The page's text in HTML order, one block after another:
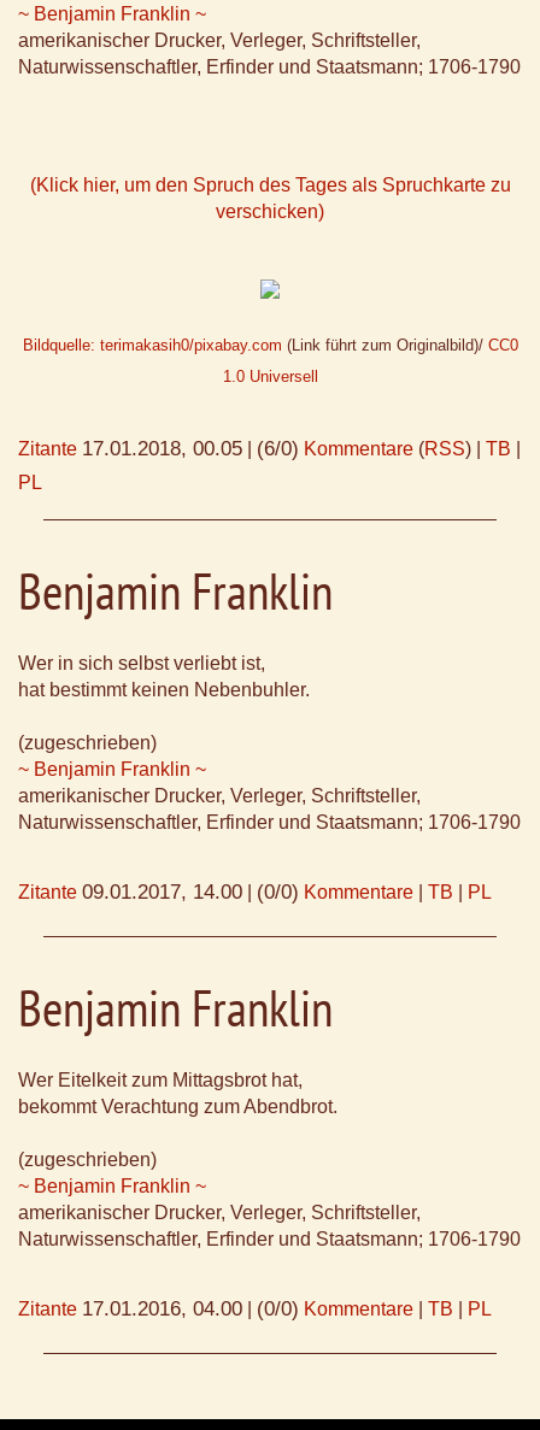
~ Benjamin Franklin ~
amerikanischer Drucker, Verleger, Schriftsteller,
Naturwissenschaftler, Erfinder und Staatsmann; 1706-1790
(Klick hier, um den Spruch des Tages als Spruchkarte zu
verschicken)
Bildquelle: terimakasih0/pixabay.com (Link führt zum Originalbild)/ CC0
1.0 Universell
Zitante 17.01.2018, 00.05 (6/0) Kommentare (RSS) | TB
PL
Benjamin Franklin
Wer in sich selbst verliebt ist,
hat bestimmt keinen Nebenbuhler.
(zugeschrieben)
~ Benjamin Franklin ~
amerikanischer Drucker, Verleger, Schriftsteller,
Naturwissenschaftler, Erfinder und Staatsmann; 1706-1790
Zitante 09.01.2017, 14.00 (0/0) Kommentare TB PL
Benjamin Franklin
Wer Eitelkeit zum Mittagsbrot hat,
bekommt Verachtung zum Abendbrot.
(zugeschrieben)
~ Benjamin Franklin ~
amerikanischer Drucker, Verleger, Schriftsteller,
Naturwissenschaftler, Erfinder und Staatsmann; 1706-1790
Zitante 17.01.2016, 04.00 (0/0) Kommentare TB PL